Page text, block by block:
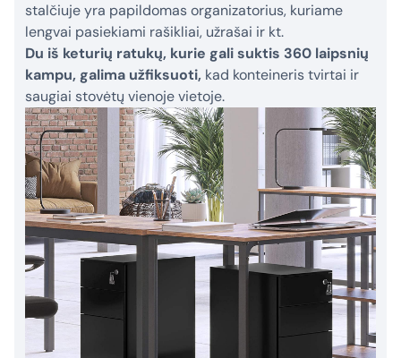
stalčiuje yra papildomas organizatorius, kuriame
lengvai pasiekiami rašikliai, užrašai ir kt.
Du iš keturių ratukų, kurie gali suktis 360 laipsnių
kampu, galima užfiksuoti, kad konteineris tvirtai ir
saugiai stovėtų vienoje vietoje.